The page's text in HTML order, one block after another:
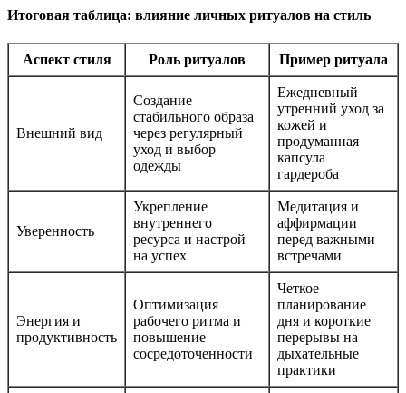
Итоговая таблица: влияние личных ритуалов на стиль
Аспект стиля Роль ритуалов Пример ритуала
Внешний вид
Создание
стабильного образа
через регулярный
уход и выбор
одежды
Ежедневный
утренний уход за
кожей и
продуманная
капсула
гардероба
Уверенность
Укрепление
внутреннего
ресурса и настрой
на успех
Медитация и
аффирмации
перед важными
встречами
Энергия и
продуктивность
Оптимизация
рабочего ритма и
повышение
сосредоточенности
Четкое
планирование
дня и короткие
перерывы на
дыхательные
практики